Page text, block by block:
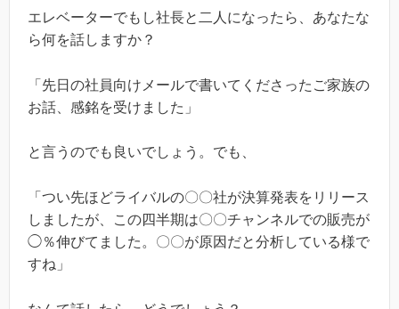
エレベーターでもし社長と二人になったら、あなたな
ら何を話しますか？
「先日の社員向けメールで書いてくださったご家族の
お話、感銘を受けました」
と言うのでも良いでしょう。でも、
「つい先ほどライバルの〇〇社が決算発表をリリース
しましたが、この四半期は〇〇チャンネルでの販売が
◯％伸びてました。〇〇が原因だと分析している様で
すね」